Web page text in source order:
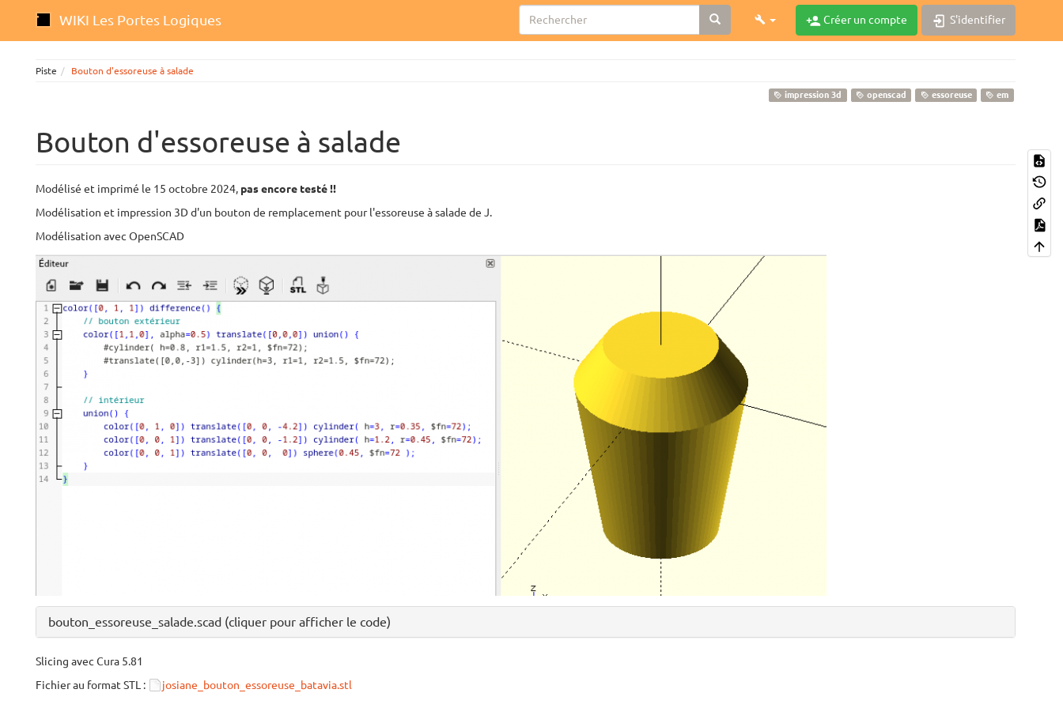
WIKI Les Portes Logiques Créer un compte S'identifier
Piste Bouton d'essoreuse à salade
impression 3d openscad essoreuse em
Bouton d'essoreuse à salade
Modélisé et imprimé le 15 octobre 2024, pas encore testé !!
Modélisation et impression 3D d'un bouton de remplacement pour l'essoreuse à salade de J.
Modélisation avec OpenSCAD
bouton_essoreuse_salade.scad (cliquer pour afficher le code)
Slicing avec Cura 5.81
Fichier au format STL :
josiane_bouton_essoreuse_batavia.stl